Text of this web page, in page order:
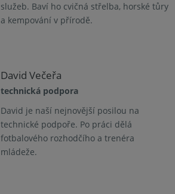
služeb. Baví ho cvičná střelba, horské tůry
a kempování v přírodě.
David Večeřa
technická podpora
David je naší nejnovější posilou na
technické podpoře. Po práci dělá
fotbalového rozhodčího a trenéra
mládeže.